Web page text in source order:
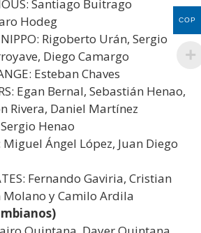
Santiago Buitrago
Hodeg
NIPPO: Rigoberto Urán, Sergio
Diego Camargo
Esteban Chaves
Egan Bernal, Sebastián Henao,
Rivera, Daniel Martínez
Henao
Miguel Ángel López, Juan Diego
Fernando Gaviria, Cristian
Molano y Camilo Ardila
COP